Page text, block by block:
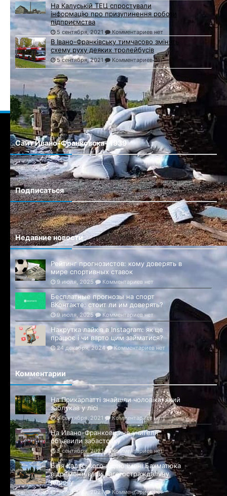
На Калуській ТЕЦ спростували
інформацію про призупинення роботи
підприємства
5 сентября, 2021 Комментариев нет
В Івано-Франківську тимчасово змінять
схему руху деяких тролейбусів
5 сентября, 2021 Комментариев нет
Сайт Ивано-Франковска- 1939
Сайт города Ивано-Франковска
Подписаться
Недавние новости
Рейтинг прогнозистов: кому доверять в
мире спортивных ставок
9 июля, 2025 Комментариев нет
Бесплатные прогнозы на спорт
ВКонтакте: стоит ли им доверять?
9 июля, 2025 Комментариев нет
Накрутка лайків в Instagram: як це
працює і чи варто цим займатися?
24 декабря, 2024 Комментариев нет
Комментарии
На Прикарпатті знайшли чоловіка, який
заблукав у лісі
5 сентября, 2021 Комментариев нет
На Ивано-Франковщине учителя
объявили забастовку
5 сентября, 2021 Комментариев нет
Біля Калуського ліцею імені Бахматюка
відремонтували багатостраждальну
дорогу
5 сентября, 2021 Комментариев нет